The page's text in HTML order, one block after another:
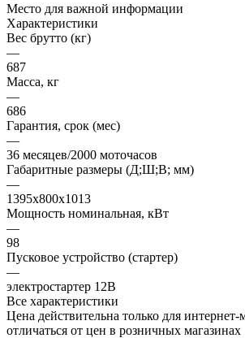
Место для важной информации
Характеристики
Вес брутто (кг)
—
687
Масса, кг
—
686
Гарантия, срок (мес)
—
36 месяцев/2000 моточасов
Габаритные размеры (Д;Ш;В; мм)
—
1395x800x1013
Мощность номинальная, кВт
—
98
Пусковое устройство (стартер)
—
электростартер 12В
Все характеристики
Цена действительна только для
отличаться от цен в розничных магазинах